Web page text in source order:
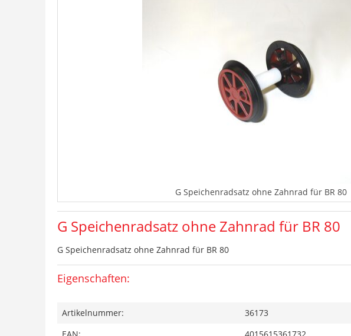
G Speichenradsatz ohne Zahnrad für BR 80
G Speichenradsatz ohne Zahnrad für BR 80
G Speichenradsatz ohne Zahnrad für BR 80
Eigenschaften:
Artikelnummer:
36173